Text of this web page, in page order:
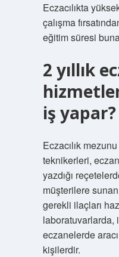
Eczacılıkta
çalışma
eğitim süresi
2 yıllık
iş yapar?
Eczacılık
teknikerleri,
yazdığı
müşterilere
gerekli ilaçları
laboratuvarlarda,
eczanelerde
kişilerdir.